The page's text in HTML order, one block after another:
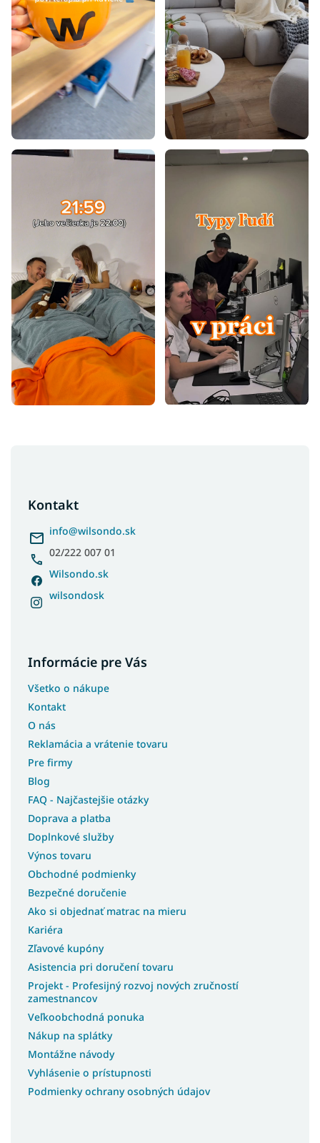
Kontakt
info@wilsondo.sk
02/222 007 01
Wilsondo.sk
wilsondosk
Informácie pre Vás
Všetko o nákupe
Kontakt
O nás
Reklamácia a vrátenie tovaru
Pre firmy
Blog
FAQ - Najčastejšie otázky
Doprava a platba
Doplnkové služby
Výnos tovaru
Obchodné podmienky
Bezpečné doručenie
Ako si objednať matrac na mieru
Kariéra
Zľavové kupóny
Asistencia pri doručení tovaru
Projekt - Profesijný rozvoj nových zručností
zamestnancov
Veľkoobchodná ponuka
Nákup na splátky
Montážne návody
Vyhlásenie o prístupnosti
Podmienky ochrany osobných údajov